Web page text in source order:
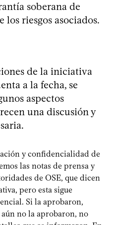
soberana de
los riesgos asociados.
de la iniciativa
a la fecha, se
aspectos
una discusión y
y confidencialidad de
las notas de prensa y
de OSE, que dicen
pero esta sigue
Si la aprobaron,
no la aprobaron, no